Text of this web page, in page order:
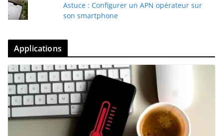
Astuce : Configurer un APN opérateur sur
son smartphone
Applications